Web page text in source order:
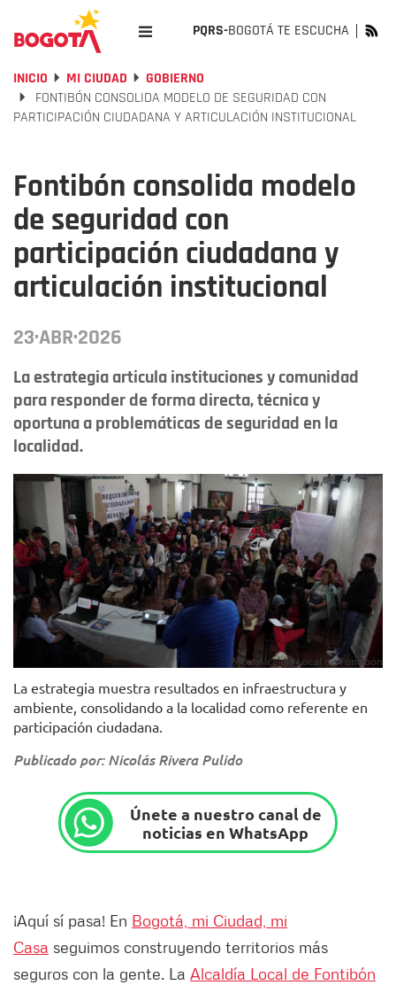
PQRS-BOGOTÁ TE ESCUCHA
INICIO MI CIUDAD
GOBIERNO
FONTIBÓN CONSOLIDA MODELO DE SEGURIDAD CON
PARTICIPACIÓN CIUDADANA Y ARTICULACIÓN INSTITUCIONAL
Fontibón consolida modelo
de seguridad con
participación ciudadana y
articulación institucional
23·ABR·2026
La estrategia articula instituciones y comunidad
para responder de forma directa, técnica y
oportuna a problemáticas de seguridad en la
localidad.
Foto: Alcaldía Local de Fontibón
La estrategia muestra resultados en infraestructura y
ambiente, consolidando a la localidad como referente en
participación ciudadana.
Publicado por: Nicolás Rivera Pulido
Únete a nuestro canal de
noticias en WhatsApp
¡Aquí sí pasa! En Bogotá, mi Ciudad, mi
Casa seguimos construyendo territorios más
seguros con la gente. La Alcaldía Local de Fontibón